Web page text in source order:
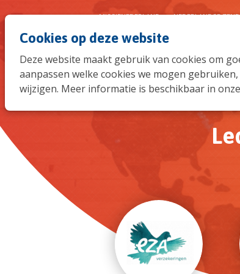
Cookies op deze website
Deze website maakt gebruik van cookies om
aanpassen welke cookies we mogen
wijzigen. Meer informatie is beschikbaar in onze
MISSIENEDERLAND NEDERLANDSE